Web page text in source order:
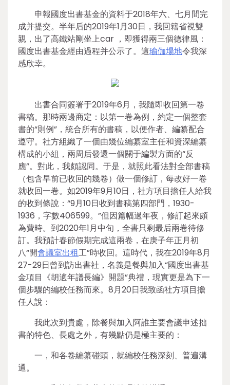
申報國度出書基金的資料于2018年六、七月間完
成并提交。半年后的2019年1月30日，我回籍省視雙
親，出了高鐵站剛坐上car ，即獲得兩三個德律風：
國度出書基金經由過程并公示了。這瑜伽場地令我深
感欣幸。
出書合同簽署于2019年6月，我隨即收回第一卷
書稿。那時兩邊商定：以第一卷為例，約定一個整套
書的“則例”，統合所有的書稿，以便作者、編纂配合
遵守。社方組織了一個由幾位編纂室主任和資深編纂
構成的小組，兩周后發還一個關于編製方面的“反
應”。對此，我頗認同。于是，就照此看法對全部書稿
（包含早前已收回的幾卷）做一個修訂，每改好一卷
就收回一卷。如2019年9月10日，社方項目擔任人給我
的收到條說：“9月10日收到書稿第四部門，1930-
1936，字數406599。”但因篇幅過年夜，修訂起來頗
為費時。到2020年1月中旬，全書只剩最后兩卷待修
訂。我預計春節假期完成這兩卷，在庚子年正月初
八“開會議室出租工”時收回。這時代，我在2019年8月
27-29日曾到訪出書社，名義是餐與加入“國度出書基
金項目《胡適年譜長編》開題”典禮，現實更是為下一
個步驟的編校任務而來。8月20日我致函社方項目擔
任人說：
我此次到貴處，除餐與加入阿誰主要會議申述拙
書的特色、長處之外，有幾點仍是極主要的：
一，和各卷編纂碰頭，就編校任務深刻、普遍溝
通。